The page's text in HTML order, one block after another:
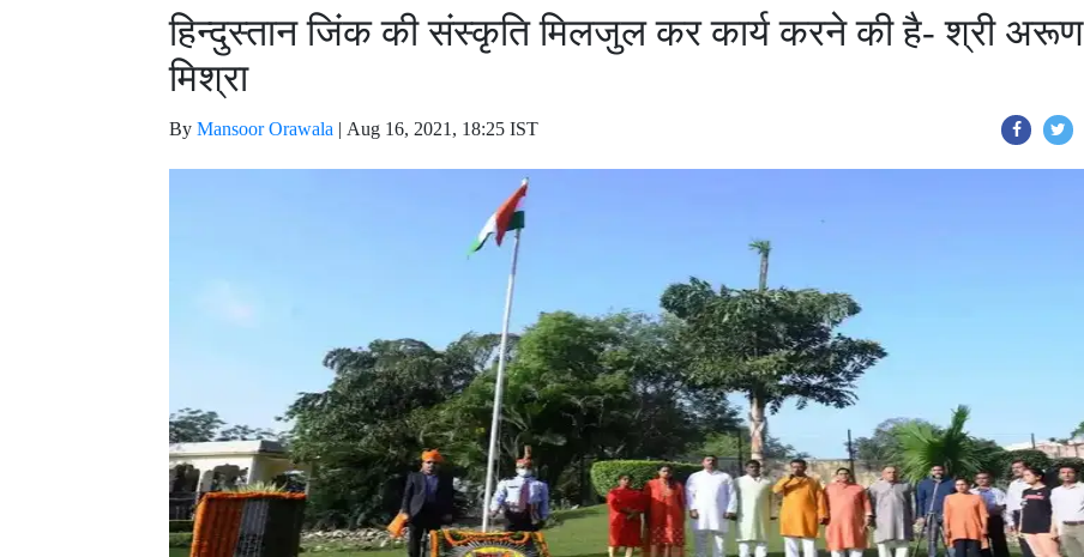
हिन्दुस्तान जिंक की संस्कृति मिलजुल कर कार्य करने की है- श्री अरूण
मिश्रा
By Mansoor Orawala | Aug 16, 2021, 18:25 IST